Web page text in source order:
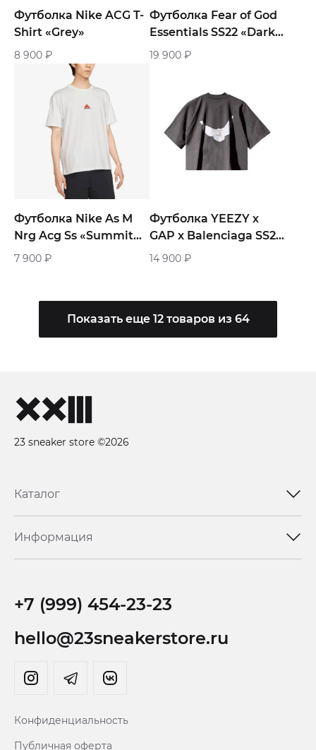
Футболка Nike ACG T-
Shirt «Grey»
8 900 ₽
Футболка Fear of God
Essentials SS22 «Dark
Oatmeal»
19 900 ₽
Футболка Nike As M
Nrg Acg Ss «Summit
White»
7 900 ₽
Футболка YEEZY х
GAP x Balenciaga SS22
3/4 Sleeve Tee «Dark
14 900 ₽
Показать еще 12 товаров из 64
23 sneaker store ©2026
Каталог
Информация
+7 (999) 454-23-23
hello@23sneakerstore.ru
Конфиденциальность
Публичная оферта